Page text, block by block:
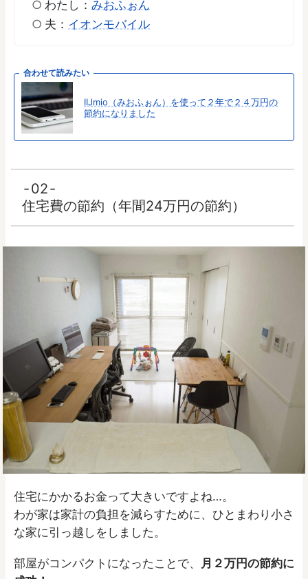
わたし： みおふぉん
夫： イオンモバイル
合わせて読みたい
IIJmio（みおふぉん）を使って２年で２４万円の
節約になりました
02
住宅費の節約（年間24万円の節約）
住宅にかかるお金って大きいですよね…。
わが家は家計の負担を減らすために、ひとまわり小さ
な家に引っ越しをしました。
部屋がコンパクトになったことで、
月２万円の節約に